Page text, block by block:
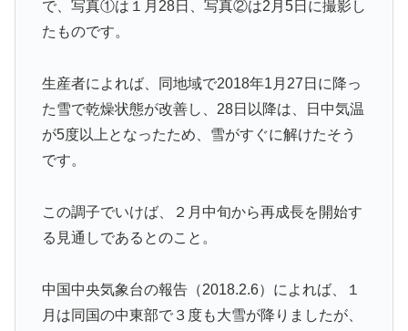
で、写真①は１月28日、写真②は2月5日に撮影し
たものです。
生産者によれば、同地域で2018年1月27日に降っ
た雪で乾燥状態が改善し、28日以降は、日中気温
が5度以上となったため、雪がすぐに解けたそう
です。
この調子でいけば、２月中旬から再成長を開始す
る見通しであるとのこと。
中国中央気象台の報告（2018.2.6）によれば、１
月は同国の中東部で３度も大雪が降りましたが、